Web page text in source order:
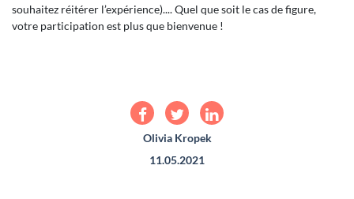
souhaitez réitérer l’expérience).... Quel que soit le cas de figure,
votre participation est plus que bienvenue !
Olivia Kropek
11.05.2021